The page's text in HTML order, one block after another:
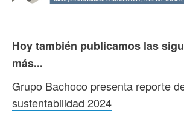
Hoy también publicamos las
más...
Grupo Bachoco presenta reporte
sustentabilidad 2024